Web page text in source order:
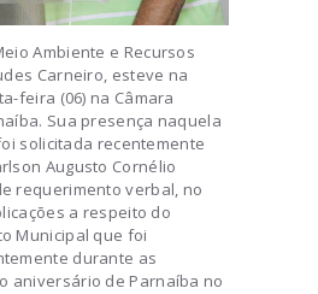
Ambiente e Recursos
Carneiro, esteve na
feira (06) na Câmara
Sua presença naquela
solicitada recentemente
Augusto Cornélio
requerimento verbal, no
a respeito do
Municipal que foi
durante as
aniversário de Parnaíba no